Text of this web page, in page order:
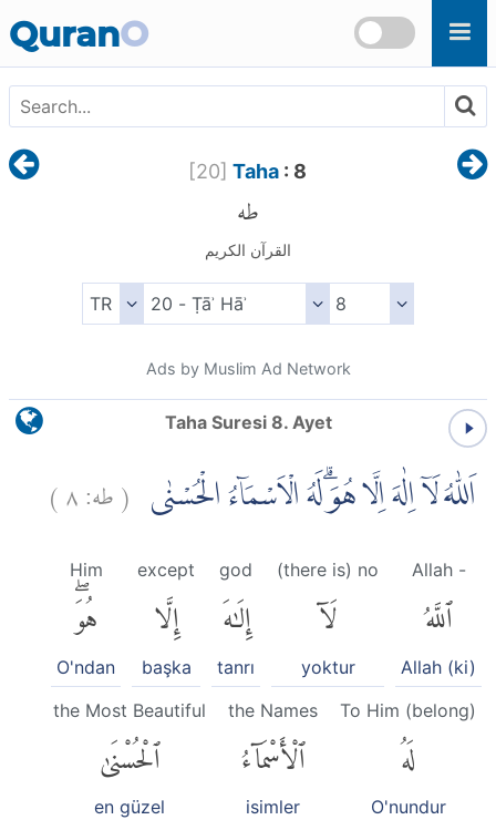
QuranO
[20] Taha : 8
طه
القرآن الكريم
Ads by Muslim Ad Network
Taha Suresi 8. Ayet
اَللّٰهُ لَآ اِلٰهَ اِلَّا هُوَۗ لَهُ الْاَسْمَاۤءُ الْحُسْنٰى (طه:٨)
Allah -
ٱللَّهُ
Allah (ki)
(there is) no
لَآ
yoktur
god
إِلَٰهَ
tanrı
except
إِلَّا
başka
Him
هُوَۖ
O'ndan
To Him (belong)
لَهُ
O'nundur
the Names
ٱلْأَسْمَآءُ
isimler
the Most Beautiful
ٱلْحُسْنَىٰ
en güzel